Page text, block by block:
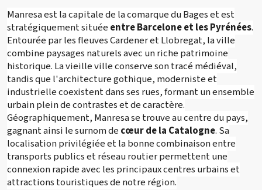
Manresa est la capitale de la comarque du Bages et est
stratégiquement située entre Barcelone et les Pyrénées.
Entourée par les fleuves Cardener et Llobregat, la ville
combine paysages naturels avec un riche patrimoine
historique. La vieille ville conserve son tracé médiéval,
tandis que l'architecture gothique, moderniste et
industrielle coexistent dans ses rues, formant un ensemble
urbain plein de contrastes et de caractère.
Géographiquement, Manresa se trouve au centre du pays,
gagnant ainsi le surnom de cœur de la Catalogne. Sa
localisation privilégiée et la bonne combinaison entre
transports publics et réseau routier permettent une
connexion rapide avec les principaux centres urbains et
attractions touristiques de notre région.